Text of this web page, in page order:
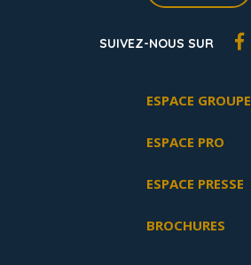
SUIVEZ-NOUS SUR
ESPACE GROUPE
ESPACE PRO
ESPACE PRESSE
BROCHURES